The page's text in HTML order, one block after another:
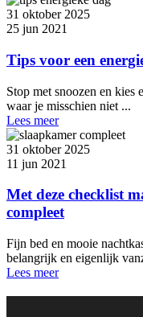
31 oktober 2025
25 jun 2021
Tips voor een
Stop met snoozen en kies
waar je misschien niet ...
Lees meer
31 oktober 2025
11 jun 2021
Met deze checklist
compleet
Fijn bed en mooie
belangrijk en eigenlijk
Lees meer